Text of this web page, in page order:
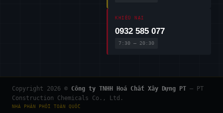
KHIẾU NẠI
0932 585 077
7:30 – 20:30
Copyright 2026 © Công ty TNHH Hoá Chất Xây Dựng PT — PT
Construction Chemicals Co., Ltd.
NHÀ PHÂN PHỐI TOÀN QUỐC